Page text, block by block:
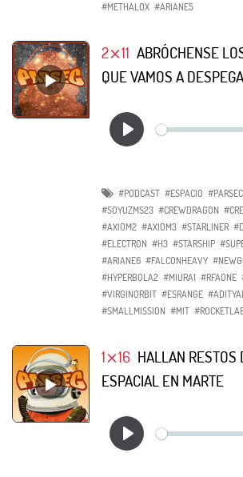
#METHALOX #ARIANE5
2⨯11 ABRÓCHENSE
QUE VAMOS A
#PODCAST #ESPACIO #PARSEC
#SOYUZMS23 #CREWDRAGON
#AXIOM2 #AXIOM3 #STARLINER
#ELECTRON #H3 #STARSHIP
#ARIANE6 #FALCONHEAVY
#HYPERBOLA2 #MIURA1 #RFAONE
#VIRGINORBIT #ESRANGE
#SMALLMISSION #MIT
1⨯16 HALLAN RESTOS
ESPACIAL EN MARTE